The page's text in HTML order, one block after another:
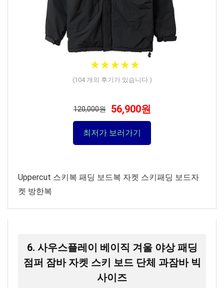
★★★★★
★★★★★
(104개의 후기가 있습니다.)
120,000원 56,900원
최저가 보러가기
Uppercut 스키복 패딩 보드복 자켓 스키패딩 보드자
켓 방한복
6. 사우스플레이 베이직 겨울 야상 패딩
점퍼 잠바 자켓 스키 보드 단체 과잠바 빅
사이즈